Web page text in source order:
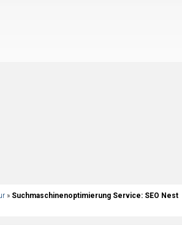
» Suchmaschinenoptimierung Service: SEO Nest